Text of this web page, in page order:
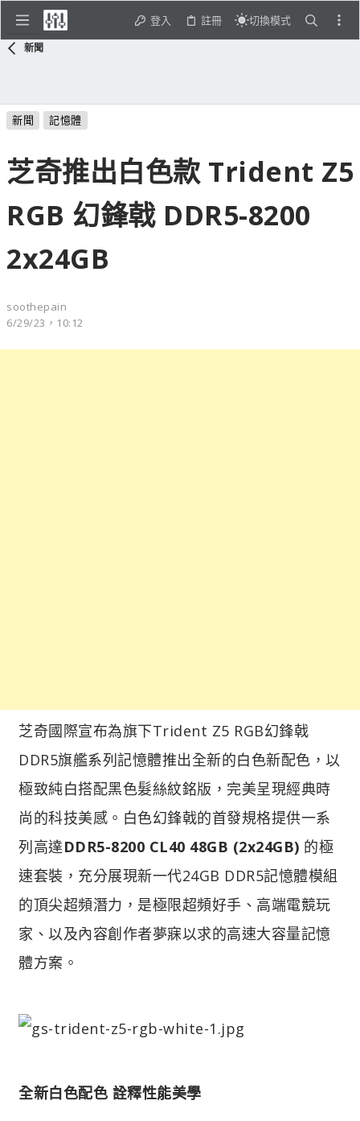
登入 註冊 切換模式
新聞
新聞 記憶體
芝奇推出白色款 Trident Z5
RGB 幻鋒戟 DDR5-8200
2x24GB
soothepain
6/29/23，10:12
芝奇國際宣布為旗下Trident Z5 RGB幻鋒戟
DDR5旗艦系列記憶體推出全新的白色新配色，以
極致純白搭配黑色髮絲紋銘版，完美呈現經典時
尚的科技美感。白色幻鋒戟的首發規格提供一系
列高達DDR5-8200 CL40 48GB (2x24GB) 的極
速套裝，充分展現新一代24GB DDR5記憶體模組
的頂尖超頻潛力，是極限超頻好手、高端電競玩
家、以及內容創作者夢寐以求的高速大容量記憶
體方案。
全新白色配色 詮釋性能美學